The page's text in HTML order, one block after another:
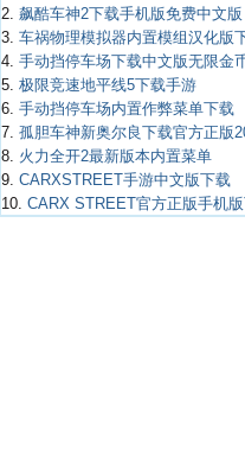
2. 飙酷车神2下载手机版免费中文版
3. 车祸物理模拟器内置模组汉化版
4. 手动挡停车场下载中文版无限金
5. 极限竞速地平线5下载手游
6. 手动挡停车场内置作弊菜单下载
7. 孤胆车神新奥尔良下载官方正版
8.
火力全开2最新版本内置菜单
9. CARXSTREET手游中文版下载
10. CARX STREET官方正版手机